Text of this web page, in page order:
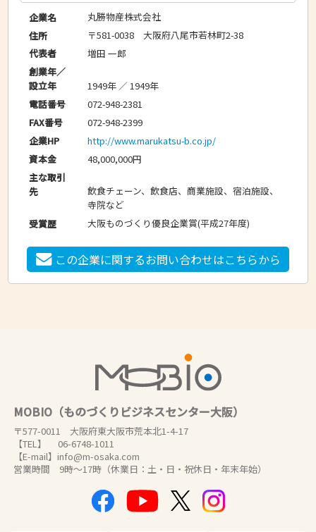
企業名
丸勝物産株式会社
住所
〒581-0038 大阪府八尾市若林町2-38
代表者
増田 一郎
創業年／
設立年
1949年 ／ 1949年
電話番号
072-948-2381
FAX番号
072-948-2399
企業HP
http://www.marukatsu-b.co.jp/
資本金
48,000,000円
主な取引
先
飲食チェーン、飲食店、商業施設、宿泊施設、
寺院など
受賞歴
大阪ものづくり優良企業賞(平成27年度)
この企業に関するお問い合わせはこちらから
MOBIO（ものづくりビジネスセンター大阪）
〒577-0011 大阪府東大阪市荒本北1-4-17
【TEL】 06-6748-1011
【E-mail】info@m-osaka.com
営業時間 9時～17時（休業日：土・日・祝休日・年末年始）